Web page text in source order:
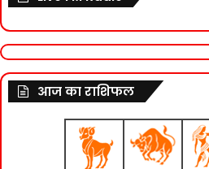
आज का राशिफल